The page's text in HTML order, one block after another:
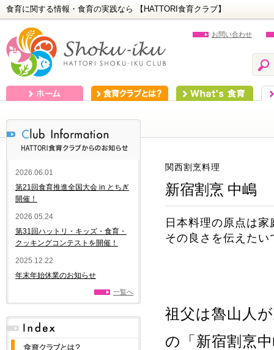
食育に関する情報・食育の実践なら 【HATTORI食育クラブ】
お問い合わせ
関西割烹料理
新宿割烹 中嶋
日本料理の原点は家
その良さを伝えたい
祖父は魯山人
の「新宿割烹
2026.06.01
第21回食育推進全国大会 in とちぎ
開催！
2026.05.24
第31回ハットリ・キッズ・食育・
クッキングコンテストを開催！
2025.12.22
年末年始休業のお知らせ
一覧へ